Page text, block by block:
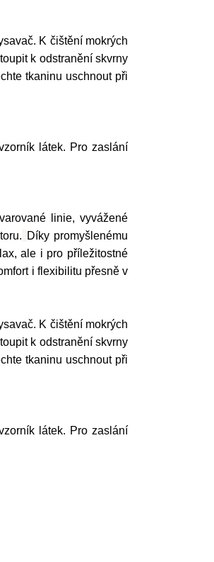
K čištění mokrých
k odstranění skvrny
tkaninu uschnout při
látek. Pro zaslání
linie, vyvážené
Díky promyšlenému
ale i pro příležitostné
i flexibilitu přesně v
K čištění mokrých
k odstranění skvrny
tkaninu uschnout při
látek. Pro zaslání